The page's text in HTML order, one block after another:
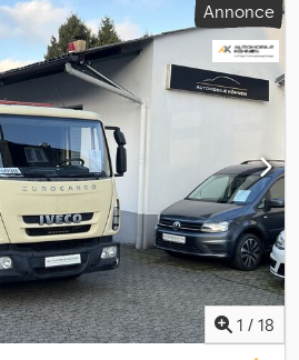
autre, nombre de sièges:7,
2009 , Équipement:ABS, airbag, contrôle
ML140 Année : 2009 Kilométrage :
Puissance : 185 kW Dkodpozr Iy
Annonce
1 / 18